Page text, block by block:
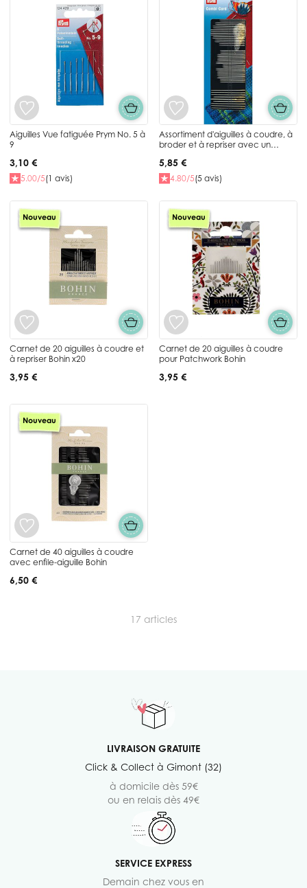
Aiguilles Vue fatiguée Prym No. 5 à
9
3,10 €
5.00/5(1 avis)
Assortiment d'aiguilles à coudre, à
broder et à repriser avec un
5,85 €
4.80/5(5 avis)
Nouveau
Carnet de 20 aiguilles à coudre et
à repriser Bohin x20
3,95 €
Nouveau
Carnet de 20 aiguilles à coudre
pour Patchwork Bohin
3,95 €
Nouveau
Carnet de 40 aiguilles à coudre
avec enfile-aiguille Bohin
6,50 €
17 articles
LIVRAISON GRATUITE
Click & Collect à Gimont (32)
à domicile dès 59€
ou en relais dès 49€
SERVICE EXPRESS
Demain chez vous en